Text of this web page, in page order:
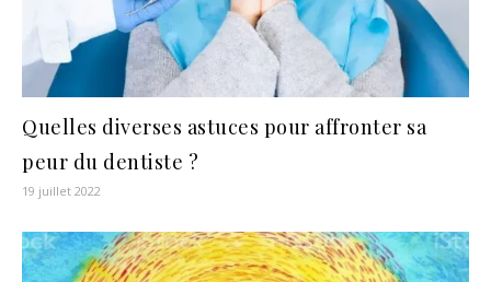
Quelles diverses astuces pour affronter sa
peur du dentiste ?
19 juillet 2022